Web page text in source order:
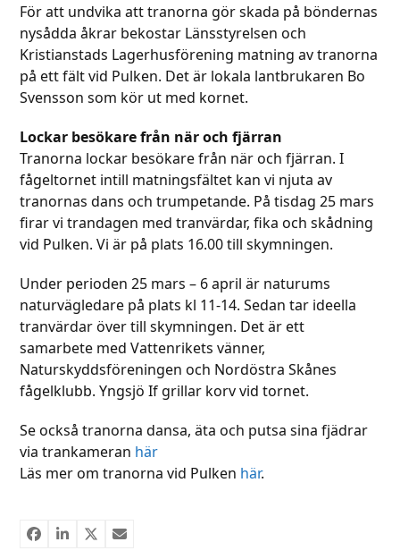
För att undvika att tranorna gör skada på böndernas
nysådda åkrar bekostar Länsstyrelsen och
Kristianstads Lagerhusförening matning av tranorna
på ett fält vid Pulken. Det är lokala lantbrukaren Bo
Svensson som kör ut med kornet.
Lockar besökare från när och fjärran
Tranorna lockar besökare från när och fjärran. I
fågeltornet intill matningsfältet kan vi njuta av
tranornas dans och trumpetande. På tisdag 25 mars
firar vi trandagen med tranvärdar, fika och skådning
vid Pulken. Vi är på plats 16.00 till skymningen.
Under perioden 25 mars – 6 april är naturums
naturvägledare på plats kl 11-14. Sedan tar ideella
tranvärdar över till skymningen. Det är ett
samarbete med Vattenrikets vänner,
Naturskyddsföreningen och Nordöstra Skånes
fågelklubb. Yngsjö If grillar korv vid tornet.
Se också tranorna dansa, äta och putsa sina fjädrar
via trankameran här
Läs mer om tranorna vid Pulken här.